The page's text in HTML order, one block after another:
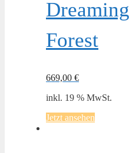
Dreaming
Forest
669,00 €
inkl. 19 % MwSt.
Jetzt ansehen